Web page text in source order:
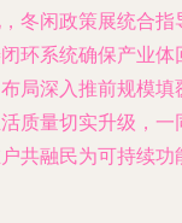
冬闲政策展统合
环系统确保产业
局深入推前规模
质量切实升级，
共融民为可持续